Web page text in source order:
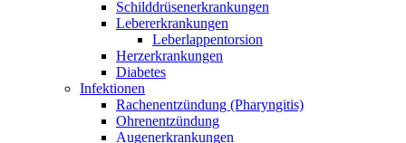
Schilddrüsenerkrankungen
Lebererkrankungen
Leberlappentorsion
Herzerkrankungen
Diabetes
Infektionen
Rachenentzündung (Pharyngitis)
Ohrenentzündung
Augenerkrankungen